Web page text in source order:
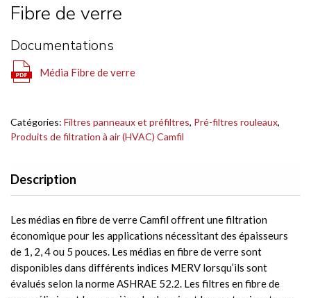
Fibre de verre
Documentations
Média Fibre de verre
Catégories: Filtres panneaux et préfiltres, Pré-filtres rouleaux,
Produits de filtration à air (HVAC) Camfil
Description
Les médias en fibre de verre Camfil offrent une filtration
économique pour les applications nécessitant des épaisseurs
de 1, 2, 4 ou 5 pouces. Les médias en fibre de verre sont
disponibles dans différents indices MERV lorsqu’ils sont
évalués selon la norme ASHRAE 52.2. Les filtres en fibre de